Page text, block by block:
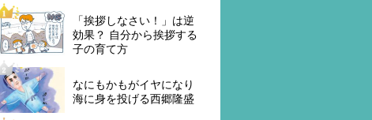
「挨拶しなさい！」は逆
効果？ 自分から挨拶する
子の育て方
なにもかもがイヤになり
海に身を投げる西郷隆盛